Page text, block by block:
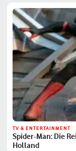
TV & ENTERTAINMENT
Spider-Man: Die
Holland